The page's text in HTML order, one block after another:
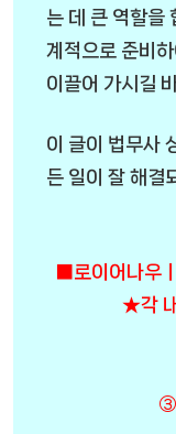
는 데 큰 역할을
계적으로 준비
이끌어 가시길
이 글이 법무사
든 일이 잘 해결
■로이어나우
★각
③